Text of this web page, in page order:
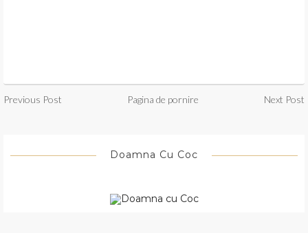
Previous Post Pagina de pornire Next Post
Doamna Cu Coc